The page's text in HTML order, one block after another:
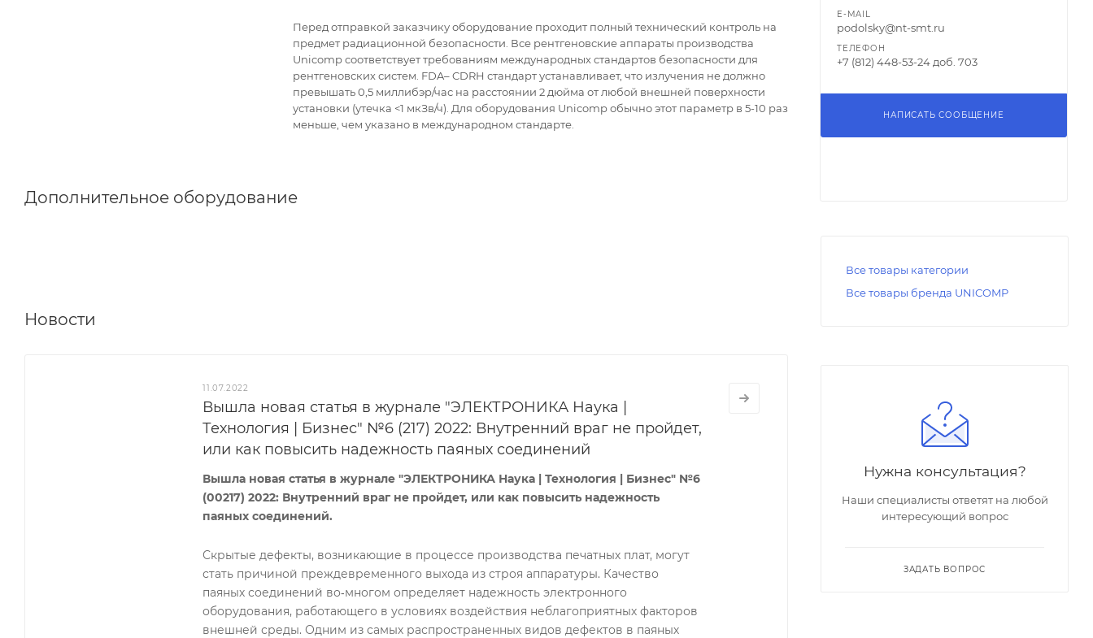
Перед отправкой заказчику оборудование проходит полный технический контроль на
предмет радиационной безопасности. Все рентгеновские аппараты производства
Unicomp соответствует требованиям международных стандартов безопасности для
рентгеновских систем. FDA– CDRH стандарт устанавливает, что излучения не должно
превышать 0,5 миллибэр/час на расстоянии 2 дюйма от любой внешней поверхности
установки (утечка <1 мкЗв/ч). Для оборудования Unicomp обычно этот параметр в 5-10 раз
меньше, чем указано в международном стандарте.
Дополнительное оборудование
Новости
11.07.2022
Вышла новая статья в журнале "ЭЛЕКТРОНИКА Наука |
Технология | Бизнес" №6 (217) 2022: Внутренний враг не пройдет,
или как повысить надежность паяных соединений
Вышла новая статья в журнале "ЭЛЕКТРОНИКА Наука | Технология | Бизнес" №6
(00217) 2022: Внутренний враг не пройдет, или как повысить надежность
паяных соединений.
Скрытые дефекты, возникающие в процессе производства печатных плат, могут
стать причиной преждевременного выхода из строя аппаратуры. Качество
паяных соединений во‑многом определяет надежность электронного
оборудования, работающего в условиях воздействия неблагоприятных факторов
внешней среды. Одним из самых распространенных видов дефектов в паяных
E-MAIL
podolsky@nt-smt.ru
ТЕЛЕФОН
+7 (812) 448-53-24 доб. 703
НАПИСАТЬ СООБЩЕНИЕ
Все товары категории
Все товары бренда UNICOMP
Нужна консультация?
Наши специалисты ответят на любой
интересующий вопрос
ЗАДАТЬ ВОПРОС